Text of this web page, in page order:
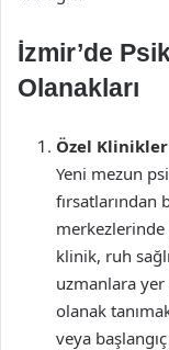
İzmir’de
Olanakları
Özel
Yeni mezun
merkezlerinde
klinik, ruh
uzmanlara
olanak
veya